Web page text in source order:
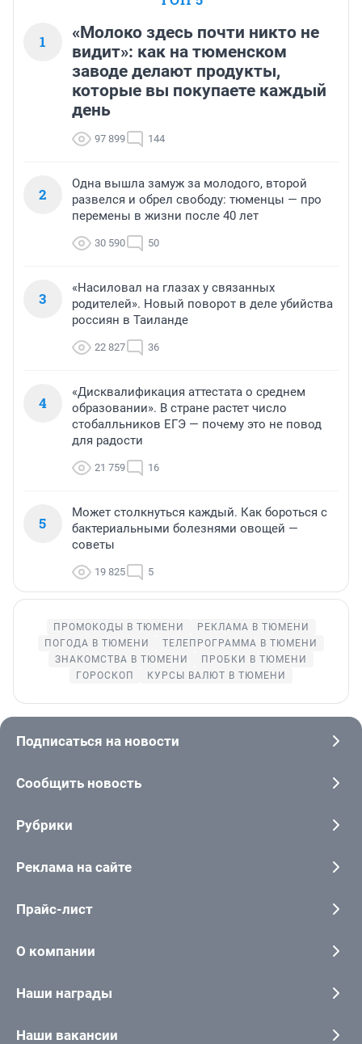
1
«Молоко здесь почти никто не
видит»: как на тюменском
заводе делают продукты,
которые вы покупаете каждый
день
97 899 144
2
Одна вышла замуж за молодого, второй
развелся и обрел свободу: тюменцы — про
перемены в жизни после 40 лет
30 590 50
3
«Насиловал на глазах у связанных
родителей». Новый поворот в деле убийства
россиян в Таиланде
22 827 36
4
«Дисквалификация аттестата о среднем
образовании». В стране растет число
стобалльников ЕГЭ — почему это не повод
для радости
21 759 16
5
Может столкнуться каждый. Как бороться с
бактериальными болезнями овощей —
советы
19 825 5
ПРОМОКОДЫ В ТЮМЕНИ
РЕКЛАМА В ТЮМЕНИ
ПОГОДА В ТЮМЕНИ
ТЕЛЕПРОГРАММА В ТЮМЕНИ
ЗНАКОМСТВА В ТЮМЕНИ
ПРОБКИ В ТЮМЕНИ
ГОРОСКОП
КУРСЫ ВАЛЮТ В ТЮМЕНИ
Подписаться на новости
Сообщить новость
Рубрики
Реклама на сайте
Прайс-лист
О компании
Наши награды
Наши вакансии